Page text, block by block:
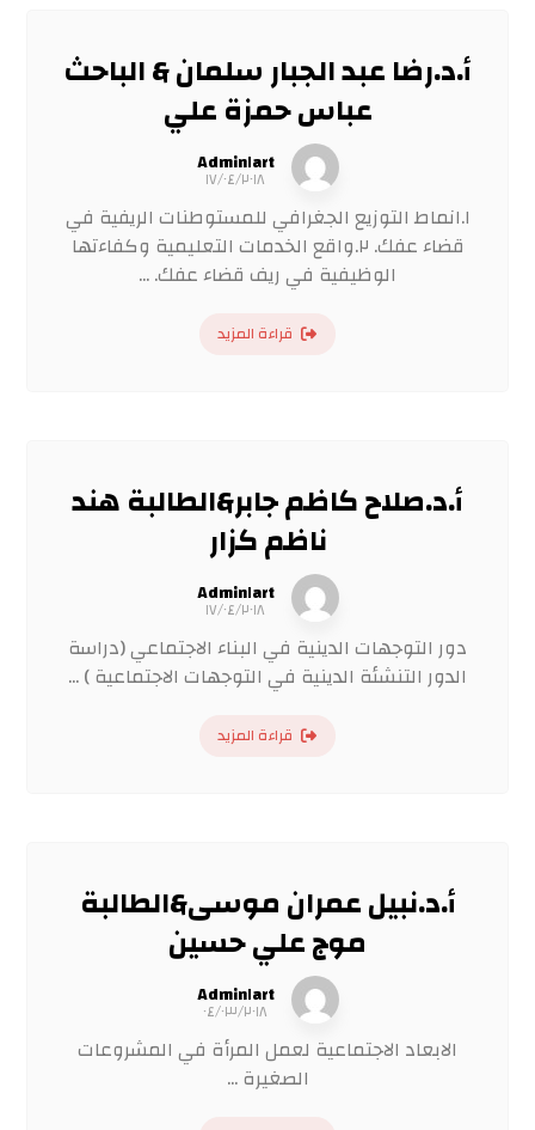
أ.د.رضا عبد الجبار سلمان & الباحث
عباس حمزة علي
Admin١art
١٧/٠٤/٢٠١٨
١.انماط التوزيع الجغرافي للمستوطنات الريفية في
قضاء عفك. ٢.واقع الخدمات التعليمية وكفاءتها
الوظيفية في ريف قضاء عفك. ...
قراءة المزيد
أ.د.صلاح كاظم جابر&الطالبة هند
ناظم كزار
Admin١art
١٧/٠٤/٢٠١٨
دور التوجهات الدينية في البناء الاجتماعي (دراسة
الدور التنشئة الدينية في التوجهات الاجتماعية ) ...
قراءة المزيد
أ.د.نبيل عمران موسى&الطالبة
موج علي حسين
Admin١art
٠٤/٠٣/٢٠١٨
الابعاد الاجتماعية لعمل المرأة في المشروعات
الصغيرة ...